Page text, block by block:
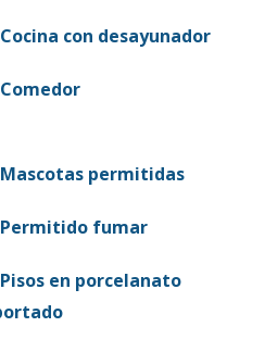
Cocina con desayunador
Comedor
Mascotas permitidas
Permitido fumar
Pisos en porcelanato